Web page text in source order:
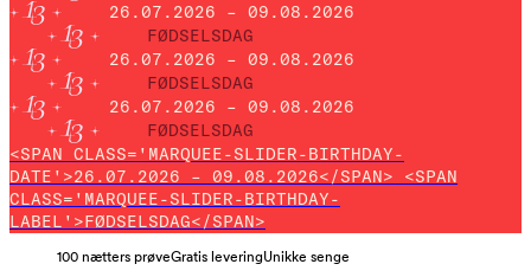
26.07.2026 – 09.08.2026
FØDSELSDAG
26.07.2026 – 09.08.2026
FØDSELSDAG
26.07.2026 – 09.08.2026
FØDSELSDAG
<SPAN CLASS='MARQUEE-SLIDER-BIRTHDAY-
DATE'>26.07.2026 – 09.08.2026</SPAN> <SPAN
CLASS='MARQUEE-SLIDER-BIRTHDAY-
LABEL'>FØDSELSDAG</SPAN>
100 nætters prøveGratis leveringUnikke senge